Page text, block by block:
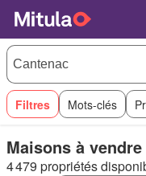
Filtres Mots-clés
Maisons à
4 479 propriétés